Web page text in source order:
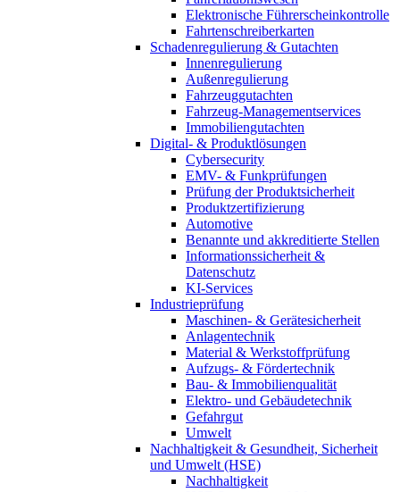
Elektronische Führerscheinkontrolle
Fahrtenschreiberkarten
Schadenregulierung & Gutachten
Innenregulierung
Außenregulierung
Fahrzeuggutachten
Fahrzeug-Managementservices
Immobiliengutachten
Digital- & Produktlösungen
Cybersecurity
EMV- & Funkprüfungen
Prüfung der Produktsicherheit
Produktzertifizierung
Automotive
Benannte und akkreditierte Stellen
Informationssicherheit &
Datenschutz
KI-Services
Industrieprüfung
Maschinen- & Gerätesicherheit
Anlagentechnik
Material & Werkstoffprüfung
Aufzugs- & Fördertechnik
Bau- & Immobilienqualität
Elektro- und Gebäudetechnik
Gefahrgut
Umwelt
Nachhaltigkeit & Gesundheit, Sicherheit
und Umwelt (HSE)
Nachhaltigkeit